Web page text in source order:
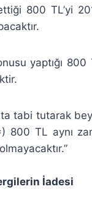
800 TL’yi
yaptığı 800
tabi tutarak
TL aynı
İadesi